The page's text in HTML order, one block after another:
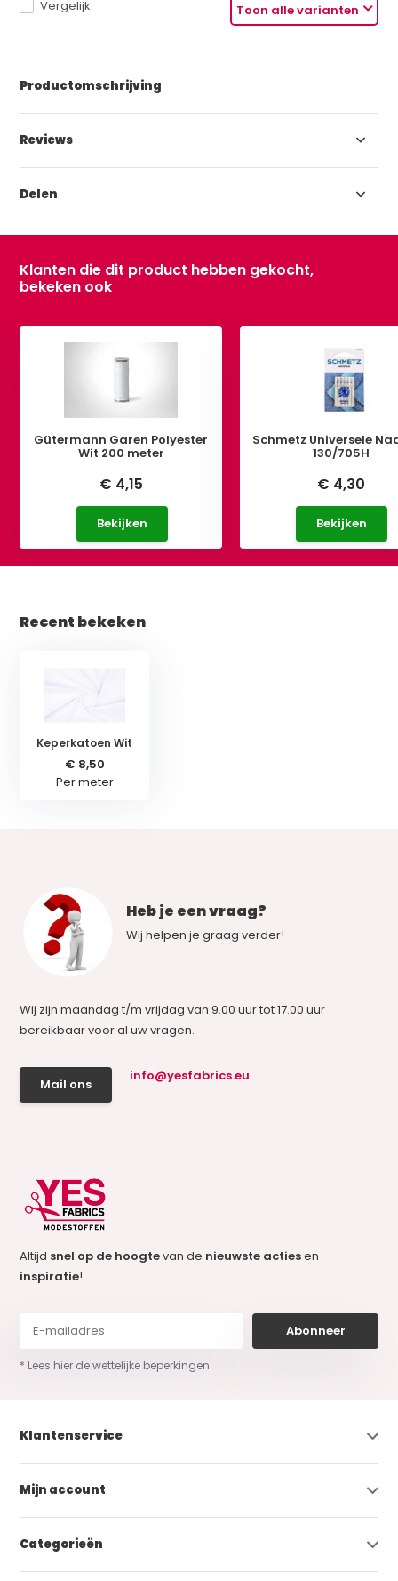
Toon alle varianten
Vergelijk
Productomschrijving
Reviews
Delen
Klanten die dit product hebben gekocht,
bekeken ook
Gütermann Garen Polyester
Wit 200 meter
€ 4,15
Bekijken
Schmetz Universele
130/705H
€ 4,30
Bekijken
Recent bekeken
Keperkatoen Wit
€ 8,50
Per meter
Heb je een vraag?
Wij helpen je graag verder!
Wij zijn maandag t/m vrijdag van 9.00 uur tot 17.00 uur
bereikbaar voor al uw vragen.
Mail ons
info@yesfabrics.eu
Altijd snel op de hoogtevan de nieuwste actiesen
inspiratie!
Abonneer
* Lees hier de wettelijke beperkingen
Klantenservice
Mijn account
Categorieën